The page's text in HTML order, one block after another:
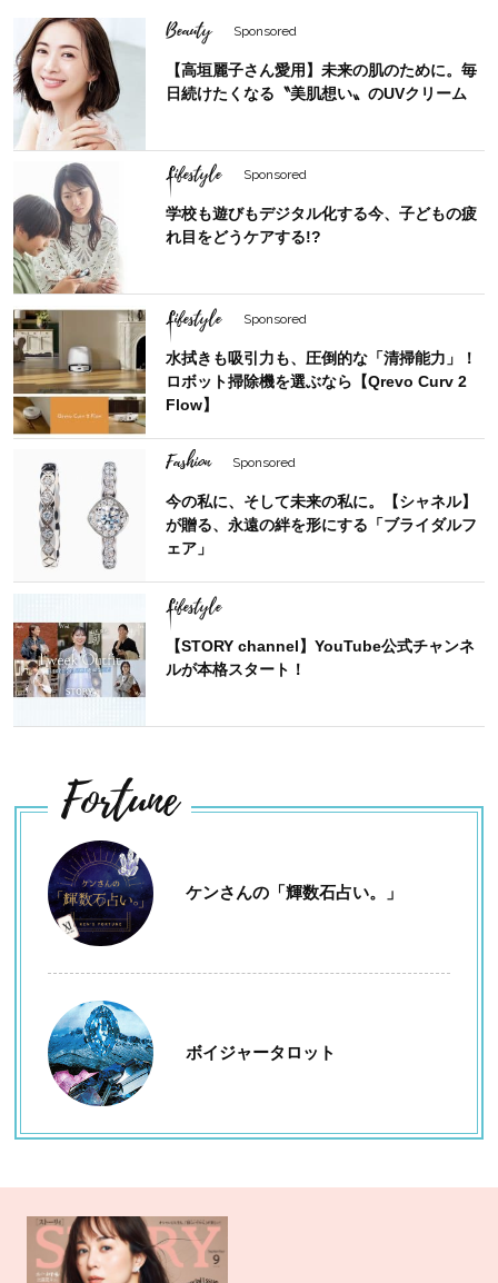
Beauty Sponsored
【高垣麗子さん愛用】未来の肌のために。毎
日続けたくなる〝美肌想い〟のUVクリーム
Lifestyle Sponsored
学校も遊びもデジタル化する今、子どもの疲
れ目をどうケアする!?
Lifestyle Sponsored
水拭きも吸引力も、圧倒的な「清掃能力」！
ロボット掃除機を選ぶなら【Qrevo Curv 2
Flow】
Fashion Sponsored
今の私に、そして未来の私に。【シャネル】
が贈る、永遠の絆を形にする「ブライダルフ
ェア」
Lifestyle
【STORY channel】YouTube公式チャンネ
ルが本格スタート！
Fortune
ケンさんの「輝数石占い。」
ボイジャータロット